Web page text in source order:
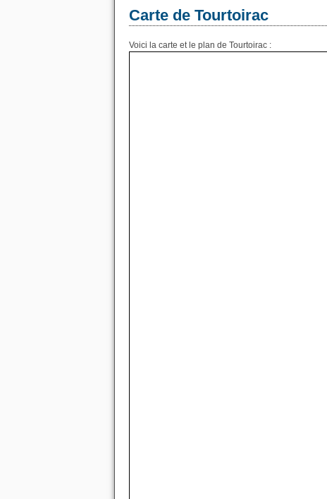
Carte de Tourtoirac
Voici la carte et le plan de Tourtoirac :